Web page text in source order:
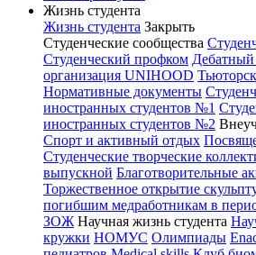
Жизнь студента
Жизнь студента Закрыть
Студенческие сообщества
Студенческий профком Дебатный
организация UNIHOOD
Нормативные документы
иностранных студентов №1
иностранных студентов №2
Спорт и активный отдых
Студенческие творческие
выпускной Благотворительные
Торжественное открытие
погибшим медработникам в
ЗОЖ Научная жизнь студента
кружки НОМУС Олимпиады